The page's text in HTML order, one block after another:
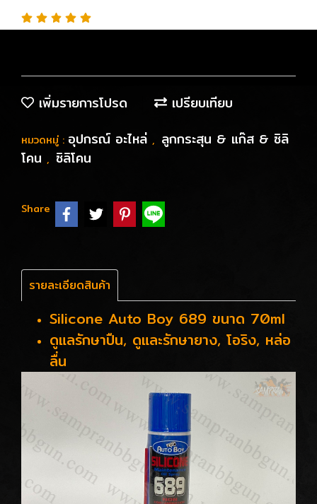
เพิ่มรายการโปรด เปรียบเทียบ
หมวดหมู่ : อุปกรณ์ อะไหล่ , ลูกกระสุน & แก๊ส & ซิลิ
โคน , ซิลิโคน
Share
รายละเอียดสินค้า
Silicone Auto Boy 689 ขนาด 70ml
ดูแลรักษาปืน, ดูและรักษายาง, โอริง, หล่อ
ลื่น